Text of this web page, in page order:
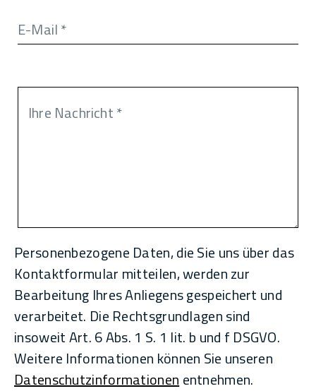
E-Mail*
Ihre Nachricht*
Personenbezogene Daten, die Sie uns über das
Kontaktformular mitteilen, werden zur
Bearbeitung Ihres Anliegens gespeichert und
verarbeitet. Die Rechtsgrundlagen sind
insoweit Art. 6 Abs. 1 S. 1 lit. b und f DSGVO.
Weitere Informationen können Sie unseren
Datenschutzinformationen entnehmen.